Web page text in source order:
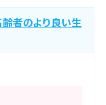
者のより良い生